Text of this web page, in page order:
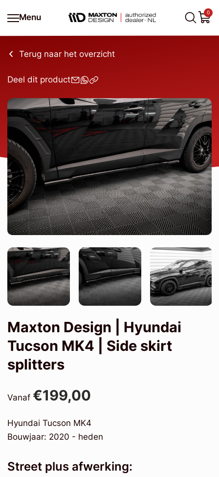
Menu
0
Terug naar het overzicht
Deel dit product
Maxton Design | Hyundai
Tucson MK4 | Side skirt
splitters
Vanaf €199,00
Hyundai Tucson MK4
Bouwjaar: 2020 - heden
Street plus afwerking: